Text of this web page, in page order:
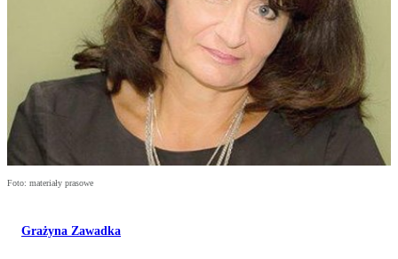
Foto: materiały prasowe
Grażyna Zawadka